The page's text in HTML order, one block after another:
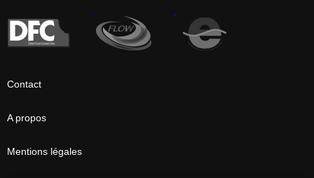
Contact
A propos
Mentions légales